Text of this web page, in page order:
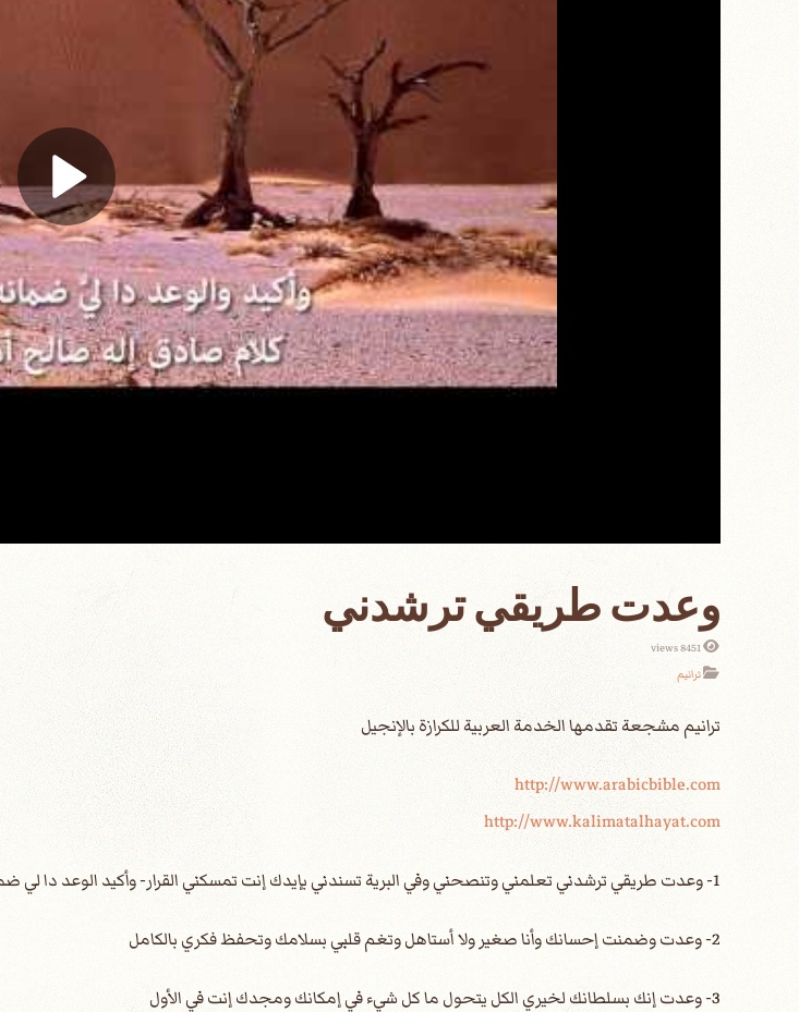
وعدت طريقي ترشدني
8451 views
ترانيم
http://www.arabicbible.com
http://www.kalimatalhayat.com
1- وعدت طريقي ترشدني تعلمني وتنصحني وفي البرية تسندني بإيدك إنت تمسكني القرار- وأكيد الوعد دا لي ضمانه فيك ومش في كلام صادق إله صالح أمين ما تتغير
2- وعدت وضمنت إحسانك وأنا صغير ولا أستاهل وتغم قلبي بسلامك وتحفظ فكري بالكامل
3- وعدت إنك بسلطانك لخيري الكل يتحول ما كل شيء في إمكانك ومجدك إنت في الأول